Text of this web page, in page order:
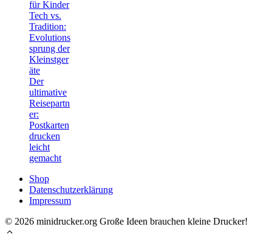
für Kinder
Tech vs.
Tradition:
Evolutions
sprung der
Kleinstger
äte
Der
ultimative
Reisepartn
er:
Postkarten
drucken
leicht
gemacht
Shop
Datenschutzerklärung
Impressum
© 2026 minidrucker.org Große Ideen brauchen kleine Drucker!